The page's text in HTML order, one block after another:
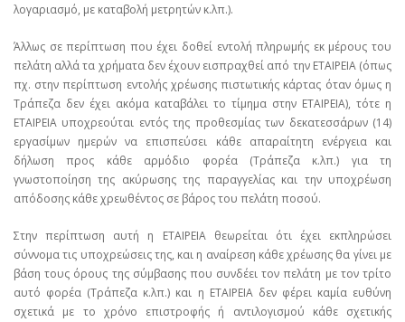
λογαριασμό, με καταβολή μετρητών κ.λπ.).
Άλλως σε περίπτωση που έχει δοθεί εντολή πληρωμής εκ μέρους του
πελάτη αλλά τα χρήματα δεν έχουν εισπραχθεί από την ΕΤΑΙΡΕΙΑ (όπως
πχ. στην περίπτωση εντολής χρέωσης πιστωτικής κάρτας όταν όμως η
Τράπεζα δεν έχει ακόμα καταβάλει το τίμημα στην ΕΤΑΙΡΕΙΑ), τότε η
ΕΤΑΙΡΕΙΑ υποχρεούται εντός της προθεσμίας των δεκατεσσάρων (14)
εργασίμων ημερών να επισπεύσει κάθε απαραίτητη ενέργεια και
δήλωση προς κάθε αρμόδιο φορέα (Τράπεζα κ.λπ.) για τη
γνωστοποίηση της ακύρωσης της παραγγελίας και την υποχρέωση
απόδοσης κάθε χρεωθέντος σε βάρος του πελάτη ποσού.
Στην περίπτωση αυτή η ΕΤΑΙΡΕΙΑ θεωρείται ότι έχει εκπληρώσει
σύννομα τις υποχρεώσεις της, και η αναίρεση κάθε χρέωσης θα γίνει με
βάση τους όρους της σύμβασης που συνδέει τον πελάτη με τον τρίτο
αυτό φορέα (Τράπεζα κ.λπ.) και η ΕΤΑΙΡΕΙΑ δεν φέρει καμία ευθύνη
σχετικά με το χρόνο επιστροφής ή αντιλογισμού κάθε σχετικής